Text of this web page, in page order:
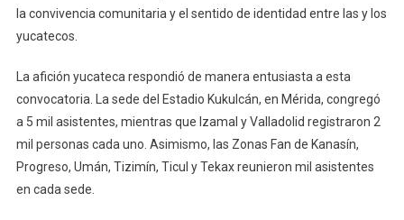
la convivencia comunitaria y el sentido de identidad entre las y los
yucatecos.
La afición yucateca respondió de manera entusiasta a esta
convocatoria. La sede del Estadio Kukulcán, en Mérida, congregó
a 5 mil asistentes, mientras que Izamal y Valladolid registraron 2
mil personas cada uno. Asimismo, las Zonas Fan de Kanasín,
Progreso, Umán, Tizimín, Ticul y Tekax reunieron mil asistentes
en cada sede.